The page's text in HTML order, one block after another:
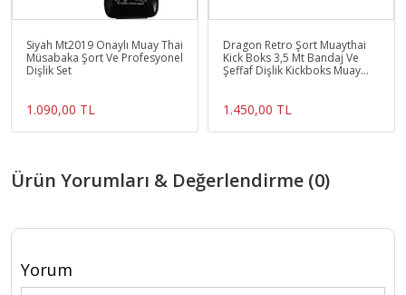
Siyah Mt2019 Onaylı Muay Thai
Müsabaka Şort Ve Profesyonel
Dişlik Set
1.090,00 TL
Dragon Retro Şort Muaythai
Kick Boks 3,5 Mt Bandaj Ve
Şeffaf Dişlik Kickboks Muay
1.450,00 TL
Ürün Yorumları & Değerlendirme (0)
Yorum